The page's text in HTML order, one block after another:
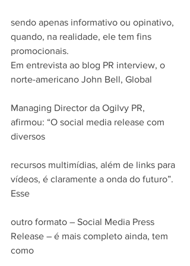
sendo apenas informativo ou opinativo,
quando, na realidade, ele tem fins
promocionais.
Em entrevista ao blog PR interview, o
norte-americano John Bell, Global
Managing Director da Ogilvy PR,
afirmou: “O social media release com
diversos
recursos multimídias, além de links para
vídeos, é claramente a onda do futuro”.
Esse
outro formato – Social Media Press
Release – é mais completo ainda, tem
como